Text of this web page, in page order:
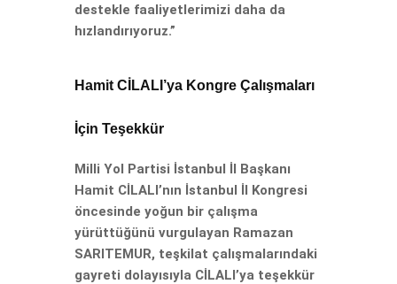
destekle faaliyetlerimizi daha da
hızlandırıyoruz.”
Hamit CİLALI’ya Kongre Çalışmaları
İçin Teşekkür
Milli Yol Partisi İstanbul İl Başkanı
Hamit CİLALI’nın İstanbul İl Kongresi
öncesinde yoğun bir çalışma
yürüttüğünü vurgulayan Ramazan
SARITEMUR, teşkilat çalışmalarındaki
gayreti dolayısıyla CİLALI’ya teşekkür